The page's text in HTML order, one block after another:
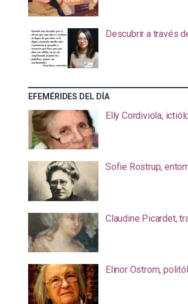
Descubrir a través
EFEMÉRIDES DEL DÍA
Elly Cordiviola,
Sofie Rostrup,
Claudine Picardet,
Elinor Ostrom,